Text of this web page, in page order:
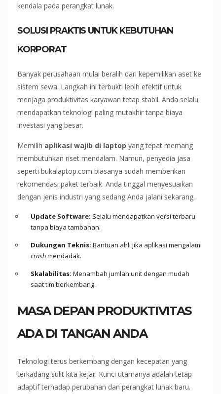
kendala pada perangkat lunak.
SOLUSI PRAKTIS UNTUK KEBUTUHAN
KORPORAT
Banyak perusahaan mulai beralih dari kepemilikan aset ke
sistem sewa. Langkah ini terbukti lebih efektif untuk
menjaga produktivitas karyawan tetap stabil. Anda selalu
mendapatkan teknologi paling mutakhir tanpa biaya
investasi yang besar.
Memilih aplikasi wajib di laptop yang tepat memang
membutuhkan riset mendalam. Namun, penyedia jasa
seperti bukalaptop.com biasanya sudah memberikan
rekomendasi paket terbaik. Anda tinggal menyesuaikan
dengan jenis industri yang sedang Anda jalani sekarang.
Update Software: Selalu mendapatkan versi terbaru
tanpa biaya tambahan.
Dukungan Teknis: Bantuan ahli jika aplikasi mengalami
crashmendadak.
Skalabilitas: Menambah jumlah unit dengan mudah
saat tim berkembang.
MASA DEPAN PRODUKTIVITAS
ADA DI TANGAN ANDA
Teknologi terus berkembang dengan kecepatan yang
terkadang sulit kita kejar. Kunci utamanya adalah tetap
adaptif terhadap perubahan dan perangkat lunak baru.